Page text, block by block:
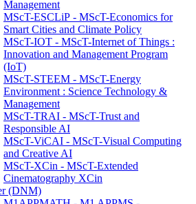
Management
MScT-ESCLiP - MScT-Economics for
Smart Cities and Climate Policy
MScT-IOT - MScT-Internet of Things :
Innovation and Management Program
(IoT)
MScT-STEEM - MScT-Energy
Environment : Science Technology &
Management
MScT-TRAI - MScT-Trust and
Responsible AI
MScT-ViCAI - MScT-Visual Computing
and Creative AI
MScT-XCin - MScT-Extended
Cinematography XCin
(DNM)